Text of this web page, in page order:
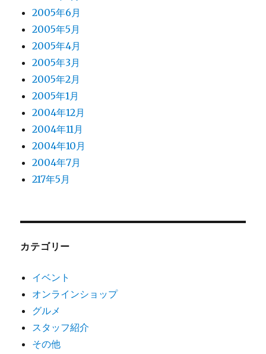
2005年6月
2005年5月
2005年4月
2005年3月
2005年2月
2005年1月
2004年12月
2004年11月
2004年10月
2004年7月
217年5月
カテゴリー
イベント
オンラインショップ
グルメ
スタッフ紹介
その他